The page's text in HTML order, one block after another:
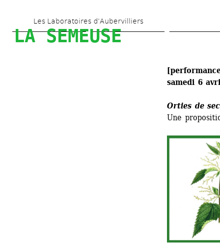
au
contenu
Les Laboratoires d’Aubervilliers
LA SEMEUSE
samedi 6
Orties de
Une